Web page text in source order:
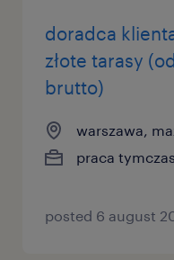
doradca
złote tarasy
brutto)
warszawa,
praca
posted 6 august